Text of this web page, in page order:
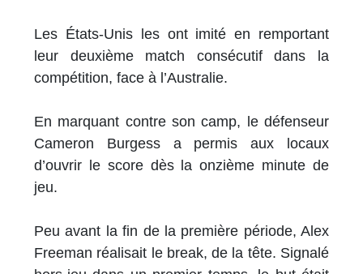
Les États-Unis les ont imité en remportant
leur deuxième match consécutif dans la
compétition, face à l’Australie.
En marquant contre son camp, le défenseur
Cameron Burgess a permis aux locaux
d’ouvrir le score dès la onzième minute de
jeu.
Peu avant la fin de la première période, Alex
Freeman réalisait le break, de la tête. Signalé